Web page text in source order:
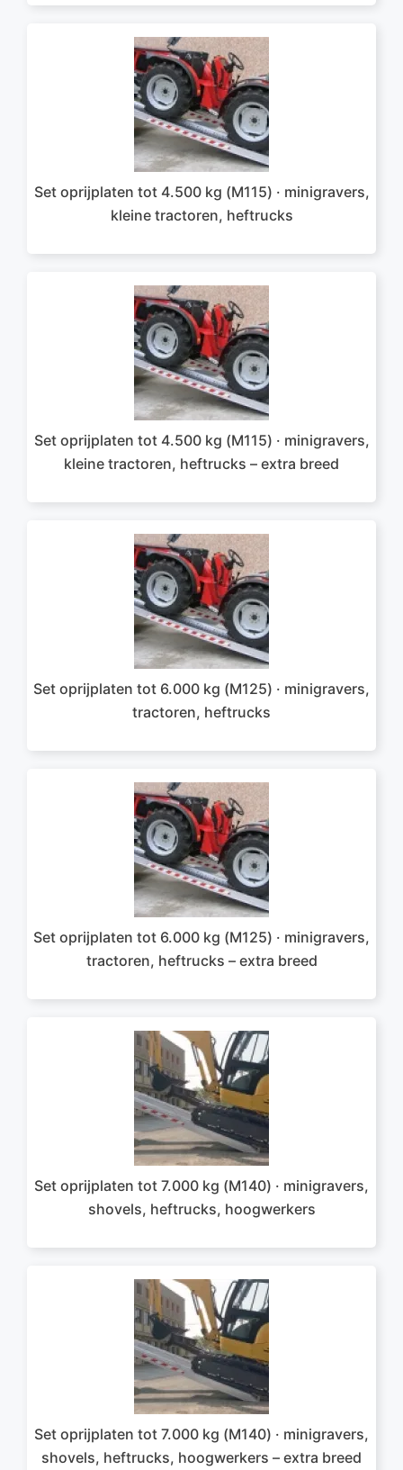
Set oprijplaten tot 4.500 kg (M115) · minigravers,
kleine tractoren, heftrucks
Set oprijplaten tot 4.500 kg (M115) · minigravers,
kleine tractoren, heftrucks – extra breed
Set oprijplaten tot 6.000 kg (M125) · minigravers,
tractoren, heftrucks
Set oprijplaten tot 6.000 kg (M125) · minigravers,
tractoren, heftrucks – extra breed
Set oprijplaten tot 7.000 kg (M140) · minigravers,
shovels, heftrucks, hoogwerkers
Set oprijplaten tot 7.000 kg (M140) · minigravers,
shovels, heftrucks, hoogwerkers – extra breed